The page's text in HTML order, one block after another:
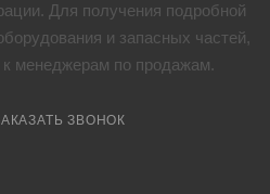
Для получения подробной
и запасных частей,
менеджерам по продажам.
ЗВОНОК